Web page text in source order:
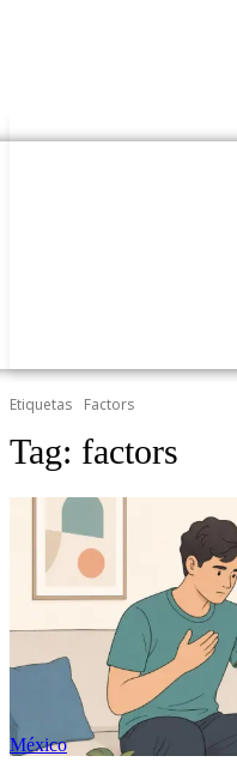
Etiquetas Factors
Tag: factors
México